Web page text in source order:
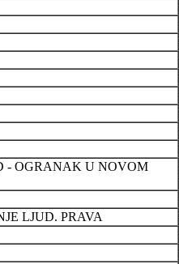
- OGRANAK U NOVOM
LJUD. PRAVA